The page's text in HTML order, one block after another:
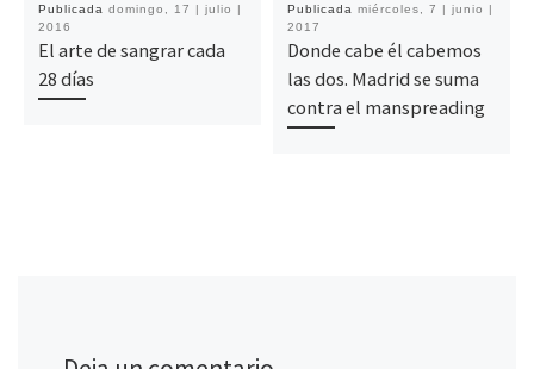
Publicada domingo, 17 | julio |
2016
El arte de sangrar cada
28 días
Publicada miércoles, 7 | junio |
2017
Donde cabe él cabemos
las dos. Madrid se suma
contra el manspreading